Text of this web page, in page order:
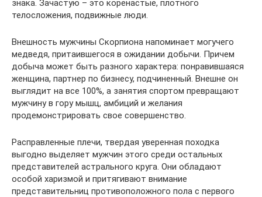
знака. Зачастую – это коренастые, плотного
телосложения, подвижные люди.
Внешность мужчины Скорпиона напоминает могучего
медведя, притаившегося в ожидании добычи. Причем
добыча может быть разного характера: понравившаяся
женщина, партнер по бизнесу, подчиненный. Внешне он
выглядит на все 100%, а занятия спортом превращают
мужчину в гору мышц, амбиций и желания
продемонстрировать свое совершенство.
Расправленные плечи, твердая уверенная походка
выгодно выделяет мужчин этого среди остальных
представителей астрального круга. Они обладают
особой харизмой и притягивают внимание
представительниц противоположного пола с первого